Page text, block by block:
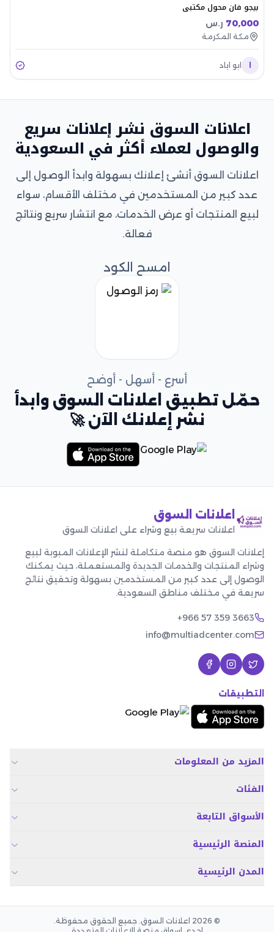
بيجو فان محول مكتبي
70,000 ر.س
مكة المكرمة
ابو اياد
اعلانات السوق نشر إعلانات سريع
والوصول لعملاء أكثر في السعودية
اعلانات السوق أنشئ إعلانك بسهولة وابدأ الوصول إلى
عدد كبير من المستخدمين في مختلف الأقسام، سواء
لبيع المنتجات أو عرض الخدمات، مع انتشار سريع ونتائج
فعالة.
امسح الكود
أسرع - أسهل - أوضح
حمّل تطبيق اعلانات السوق وابدأ
نشر إعلانك الآن 🚀
اعلانات السوق
اعلانات سريعة بيع وشراء على اعلانات السوق
إعلانات السوق هو منصة متكاملة لنشر الإعلانات المبوبة لبيع
وشراء المنتجات والخدمات الجديدة والمستعملة، حيث يمكنك
الوصول إلى عدد كبير من المستخدمين بسهولة وتحقيق نتائج
سريعة في مختلف مناطق السعودية.
+966 57 359 3663
info@multiadcenter.com
التطبيقات
المزيد من المعلومات
الفئات
الأسواق التابعة
المنصة الرئيسية
المدن الرئيسية
© 2026 اعلانات السوق. جميع الحقوق محفوظة.